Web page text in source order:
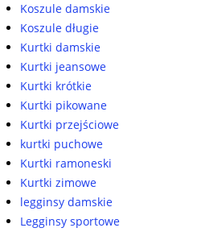
Koszule damskie
Koszule długie
Kurtki damskie
Kurtki jeansowe
Kurtki krótkie
Kurtki pikowane
Kurtki przejściowe
kurtki puchowe
Kurtki ramoneski
Kurtki zimowe
legginsy damskie
Legginsy sportowe